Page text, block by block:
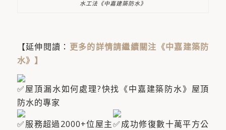
水工法《中嘉建築防水》
【延伸閱讀： 更多的詳情請繼續關注《中嘉建築防
水》 】
屋頂漏水如何處理?快找《中嘉建築防水》屋頂
防水的專家
服務超過2000+位屋主​
成功修復數十萬平方公